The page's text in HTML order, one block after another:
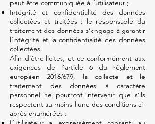
peut être communiquée à l’utilisateur ;
Intégrité et confidentialité des données
collectées et traitées : le responsable du
traitement des données s’engage à garantir
l’intégrité et la confidentialité des données
collectées.
Afin d’être licites, et ce conformément aux
exigences de l’article 6 du règlement
européen 2016/679, la collecte et le
traitement des données à caractère
personnel ne pourront intervenir que s’ils
respectent au moins l’une des conditions ci-
après énumérées :